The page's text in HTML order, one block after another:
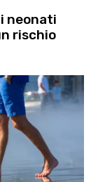
neonati
rischio